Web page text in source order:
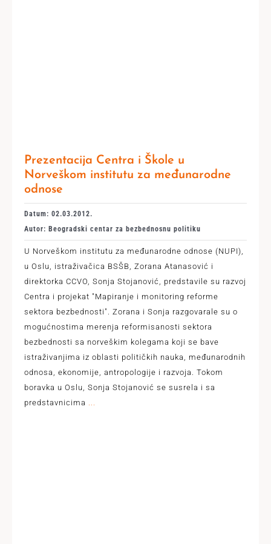
Prezentacija Centra i Škole u
Norveškom institutu za međunarodne
odnose
Datum: 02.03.2012.
Autor: Beogradski centar za bezbednosnu politiku
U Norveškom institutu za međunarodne odnose (NUPI),
u Oslu, istraživačica BSŠB, Zorana Atanasović i
direktorka CCVO, Sonja Stojanović, predstavile su razvoj
Centra i projekat "Mapiranje i monitoring reforme
sektora bezbednosti". Zorana i Sonja razgovarale su o
mogućnostima merenja reformisanosti sektora
bezbednosti sa norveškim kolegama koji se bave
istraživanjima iz oblasti političkih nauka, međunarodnih
odnosa, ekonomije, antropologije i razvoja. Tokom
boravka u Oslu, Sonja Stojanović se susrela i sa
predstavnicima ...